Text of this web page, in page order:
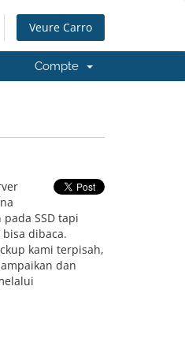
Veure Carro
Compte
SSD tapi
dibaca.
kami terpisah,
dan